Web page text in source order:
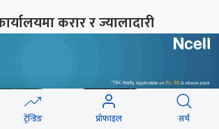
करार र ज्यालादारी
ट्रेन्डिङ प्रोफाइल सर्च